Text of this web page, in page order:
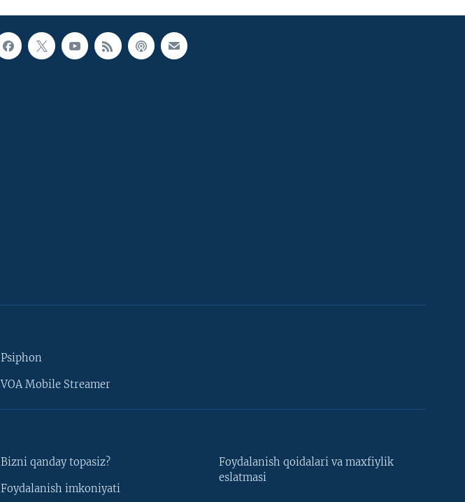
Psiphon
VOA Mobile Streamer
Bizni qanday topasiz?
Foydalanish imkoniyati
Foydalanish qoidalari va maxfiylik
eslatmasi